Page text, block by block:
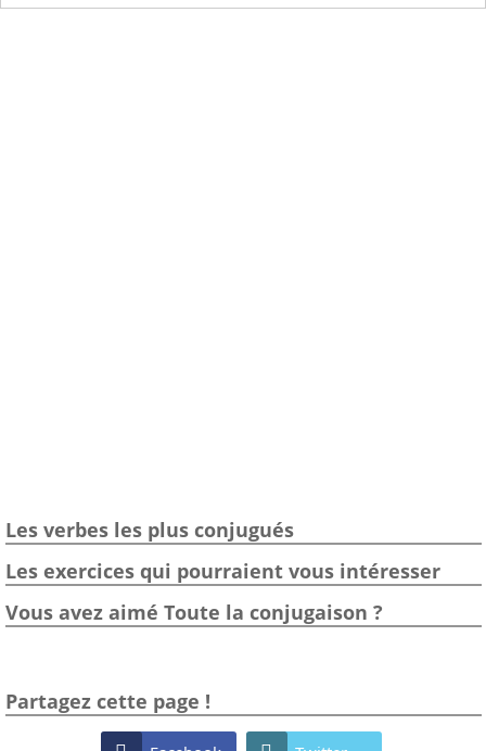
Les verbes les plus conjugués
Les exercices qui pourraient vous intéresser
Vous avez aimé Toute la conjugaison ?
Partagez cette page !